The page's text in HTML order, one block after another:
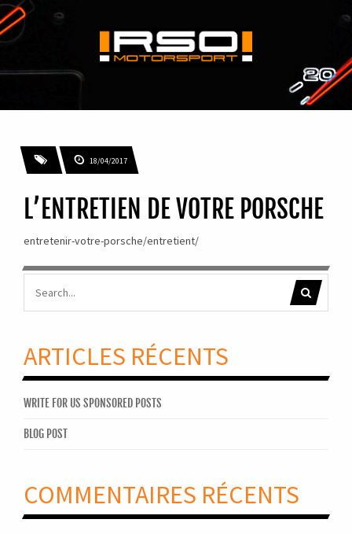
18/04/2017
L’ENTRETIEN DE VOTRE PORSCHE
entretenir-votre-porsche/entretient/
ARTICLES RÉCENTS
WRITE FOR US SPONSORED POSTS
BLOG POST
COMMENTAIRES RÉCENTS